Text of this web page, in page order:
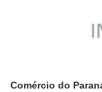
Comércio do